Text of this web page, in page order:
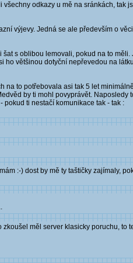
odkazy u mě na sránkách, tak
výjevy. Jedná se ale především o
s oblibou lemovali, pokud na to měli.
ho většinou dotyční nepřevedou na
na to potřebovala asi tak 5 let
by ti mohl povyprávět. Naposledy
pokud ti nestačí komunikace tak - tak :
:-) dost by mě ty taštičky zajímaly,
měl server klasicky poruchu, to